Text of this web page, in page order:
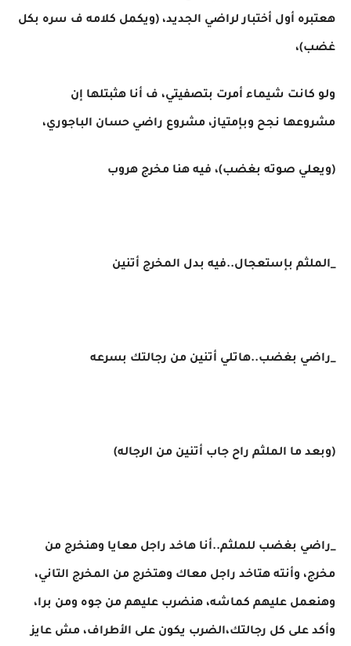
هعتبره أول أختبار لراضي الجديد، (ويكمل كلامه ف سره بكل
غضب)،
ولو كانت شيماء أمرت بتصفيتي، ف أنا هثبتلها إن
مشروعها نجح وبإمتياز، مشروع راضي حسان الباجوري،
(ويعلي صوته بغضب)، فيه هنا مخرج هروب
_الملثم بإستعجال..فيه بدل المخرج أتنين
_راضي بغضب..هاتلي أتنين من رجالتك بسرعه
(وبعد ما الملثم راح جاب أتنين من الرجاله)
_راضي بغضب للملثم..أنا هاخد راجل معايا وهنخرج من
مخرج، وأنته هتاخد راجل معاك وهتخرج من المخرج التاني،
وهنعمل عليهم كماشه، هنضرب عليهم من جوه ومن برا،
وأكد على كل رجالتك،الضرب يكون على الأطراف، مش عايز